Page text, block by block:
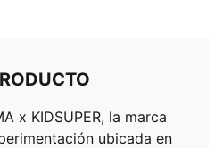
x KIDSUPER, la marca
ubicada en